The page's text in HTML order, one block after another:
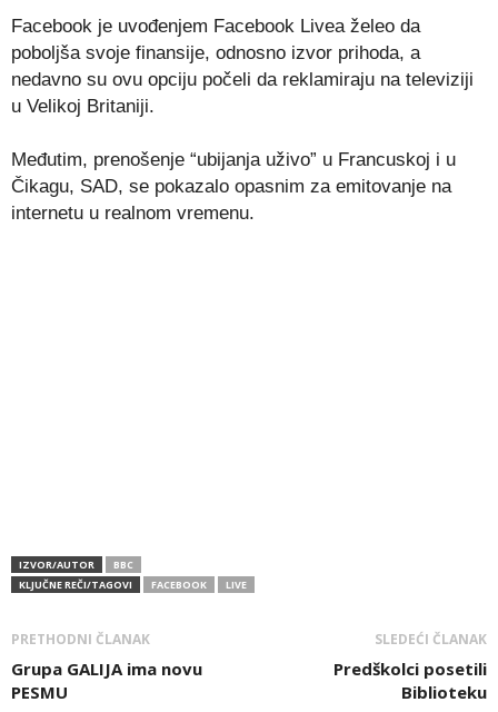
Facebook je uvođenjem Facebook Livea želeo da
poboljša svoje finansije, odnosno izvor prihoda, a
nedavno su ovu opciju počeli da reklamiraju na televiziji
u Velikoj Britaniji.
Međutim, prenošenje “ubijanja uživo” u Francuskoj i u
Čikagu, SAD, se pokazalo opasnim za emitovanje na
internetu u realnom vremenu.
IZVOR/AUTOR
BBC
KLJUČNE REČI/TAGOVI
FACEBOOK LIVE
PRETHODNI ČLANAK
Grupa GALIJA ima novu
PESMU
SLEDEĆI ČLANAK
Predškolci posetili
Biblioteku